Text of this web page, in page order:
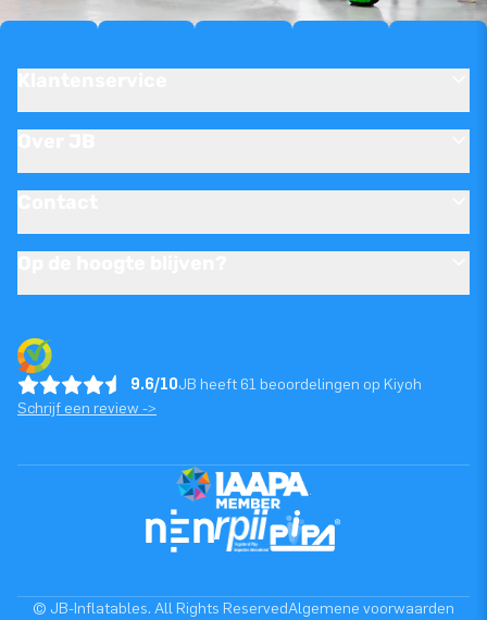
9.6/10JB heeft 61 beoordelingen op Kiyoh
Schrijf een review ->
© JB-Inflatables. All Rights ReservedAlgemene voorwaarden